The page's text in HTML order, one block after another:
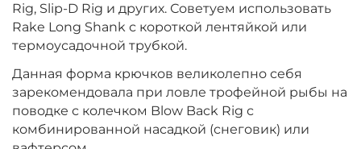
Rig, Slip-D Rig и других. Советуем использовать
Rake Long Shank с короткой лентяйкой или
термоусадочной трубкой.
Данная форма крючков великолепно себя
зарекомендовала при ловле трофейной рыбы на
поводке с колечком Blow Back Rig с
комбинированной насадкой (снеговик) или